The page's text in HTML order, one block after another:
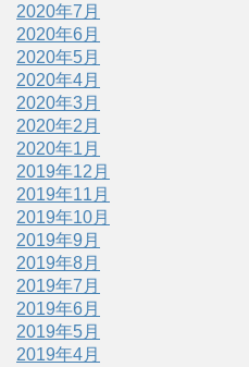
2020年7月
2020年6月
2020年5月
2020年4月
2020年3月
2020年2月
2020年1月
2019年12月
2019年11月
2019年10月
2019年9月
2019年8月
2019年7月
2019年6月
2019年5月
2019年4月